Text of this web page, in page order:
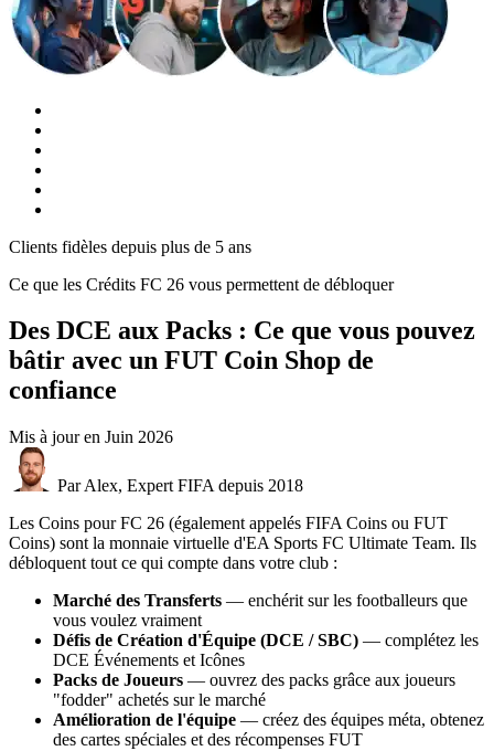
Clients fidèles depuis plus de 5 ans
Ce que les Crédits FC 26 vous permettent de débloquer
Des DCE aux Packs : Ce que vous pouvez
bâtir avec un FUT Coin Shop de
confiance
Mis à jour en Juin 2026
Par Alex, Expert FIFA depuis 2018
Les Coins pour FC 26 (également appelés FIFA Coins ou FUT
Coins) sont la monnaie virtuelle d'EA Sports FC Ultimate Team. Ils
débloquent tout ce qui compte dans votre club :
Marché des Transferts — enchérit sur les footballeurs que
vous voulez vraiment
Défis de Création d'Équipe (DCE / SBC) — complétez les
DCE Événements et Icônes
Packs de Joueurs — ouvrez des packs grâce aux joueurs
"fodder" achetés sur le marché
Amélioration de l'équipe — créez des équipes méta, obtenez
des cartes spéciales et des récompenses FUT